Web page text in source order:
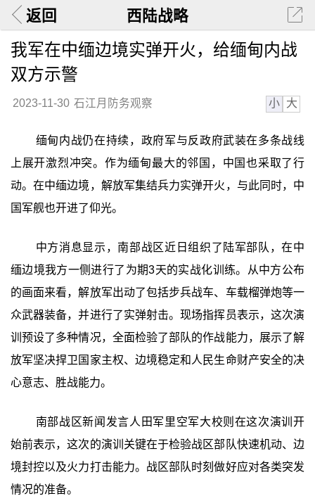
返回 西陆战略
我军在中缅边境实弹开火，给缅甸内战
双方示警
2023-11-30 石江月防务观察 小 大
缅甸内战仍在持续，政府军与反政府武装在多条战线
上展开激烈冲突。作为缅甸最大的邻国，中国也采取了行
动。在中缅边境，解放军集结兵力实弹开火，与此同时，中
国军舰也开进了仰光。
中方消息显示，南部战区近日组织了陆军部队，在中
缅边境我方一侧进行了为期3天的实战化训练。从中方公布
的画面来看，解放军出动了包括步兵战车、车载榴弹炮等一
众武器装备，并进行了实弹射击。现场指挥员表示，这次演
训预设了多种情况，全面检验了部队的作战能力，展示了解
放军坚决捍卫国家主权、边境稳定和人民生命财产安全的决
心意志、胜战能力。
南部战区新闻发言人田军里空军大校则在这次演训开
始前表示，这次的演训关键在于检验战区部队快速机动、边
境封控以及火力打击能力。战区部队时刻做好应对各类突发
情况的准备。